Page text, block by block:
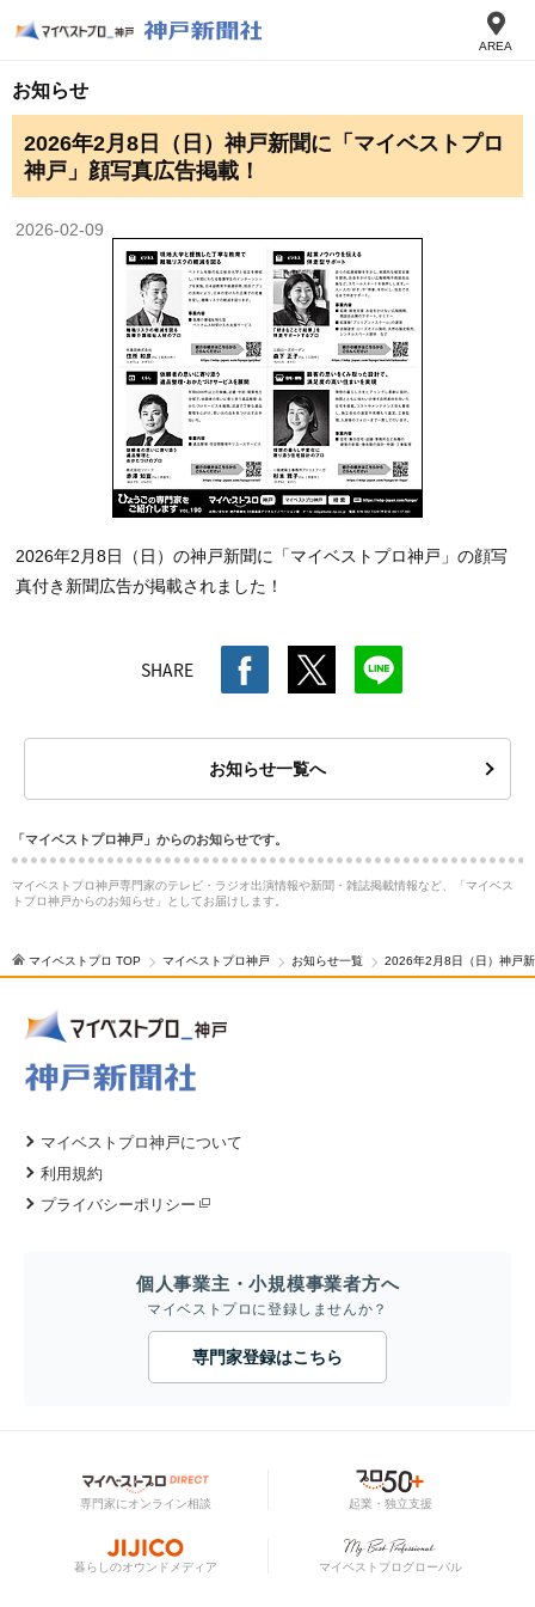
AREA
お知らせ
2026年2月8日（日）神戸新聞に「マイベストプロ
神戸」顔写真広告掲載！
2026-02-09
2026年2月8日（日）の神戸新聞に「マイベストプロ神戸」の顔写
真付き新聞広告が掲載されました！
SHARE
お知らせ一覧へ
「マイベストプロ神戸」からのお知らせです。
マイベストプロ神戸専門家のテレビ・ラジオ出演情報や新聞・雑誌掲載情報など、「マイベス
トプロ神戸からのお知らせ」としてお届けします。
マイベストプロ TOP マイベストプロ神戸 お知らせ一覧 2026年2月8日（日）神戸
マイベストプロ神戸について
利用規約
プライバシーポリシー
個人事業主・小規模事業者方へ
マイベストプロに登録しませんか？
専門家登録はこちら
専門家にオンライン相談 起業・独立支援
暮らしのオウンドメディア マイベストプログローバル